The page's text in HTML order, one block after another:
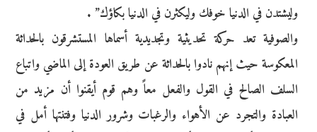
وليشتدن في الدنيا خوفك وليكثرن في الدنيا بكاؤك” .
والصوفية تعد حركة تحديثية وتجديدية أسماها المستشرقون بالحداثة
المعكوسة حيث إنهم نادوا بالحداثة عن طريق العودة إلى الماضي واتباع
السلف الصالح في القول والفعل معاً وهم قوم أيقنوا أن مزيد من
العبادة والتجرد عن الأهواء والرغبات وشرور الدنيا وفتنتها أمل في